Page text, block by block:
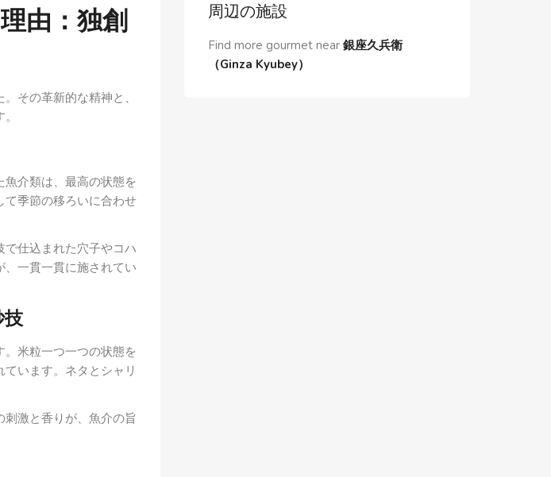
由：独創
その革新的な精神と、
介類は、最高の状態を
て季節の移ろいに合わせ
仕込まれた穴子やコハ
一貫一貫に施されてい
米粒一つ一つの状態を
います。ネタとシャリ
激と香りが、魚介の旨
周辺の施設
Find more gourmet near 銀座久兵衛
（Ginza Kyubey）